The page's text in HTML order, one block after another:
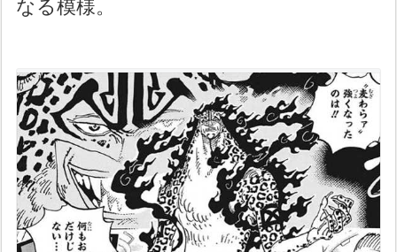
なる模様。